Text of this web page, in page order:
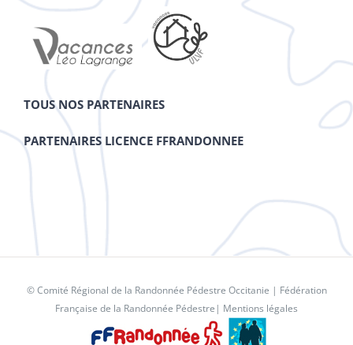
TOUS NOS PARTENAIRES
PARTENAIRES LICENCE FFRANDONNEE
© Comité Régional de la Randonnée Pédestre Occitanie | Fédération
Française de la Randonnée Pédestre | Mentions légales